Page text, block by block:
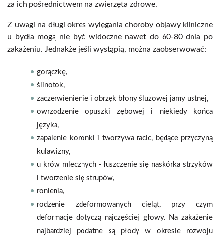
za ich pośrednictwem na zwierzęta zdrowe.
Z uwagi na długi okres wylęgania choroby objawy kliniczne
u bydła mogą nie być widoczne nawet do 60-80 dnia po
zakażeniu. Jednakże jeśli wystąpią, można zaobserwować:
gorączkę,
ślinotok,
zaczerwienienie i obrzęk błony śluzowej jamy ustnej,
owrzodzenie opuszki zębowej i niekiedy końca
języka,
zapalenie koronki i tworzywa racic, będące przyczyną
kulawizny,
u krów mlecznych - łuszczenie się naskórka strzyków
i tworzenie się strupów,
ronienia,
rodzenie zdeformowanych cieląt, przy czym
deformacje dotyczą najczęściej głowy. Na zakażenie
najbardziej podatne są płody w okresie rozwoju